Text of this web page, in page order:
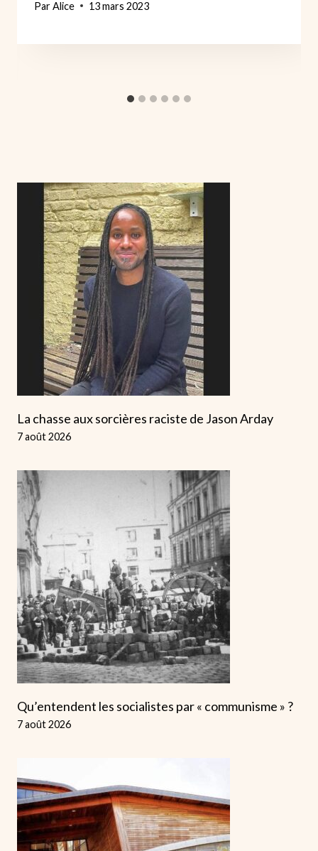
ParAlice 13 mars 2023
La chasse aux sorcières raciste de Jason Arday
7 août 2026
Qu’entendent les socialistes par « communisme » ?
7 août 2026